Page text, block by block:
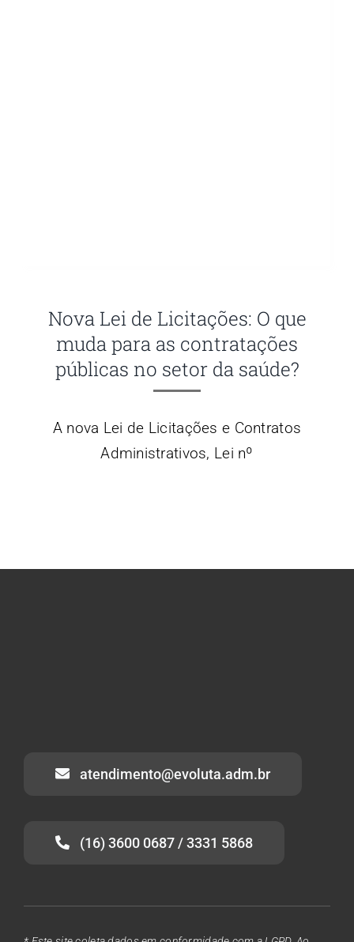
Nova Lei de Licitações: O que
muda para as contratações
públicas no setor da saúde?
A nova Lei de Licitações e Contratos
Administrativos, Lei nº
atendimento@evoluta.adm.br
(16) 3600 0687 / 3331 5868